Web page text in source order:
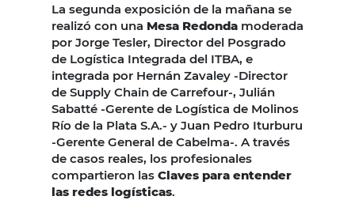
La segunda exposición de la mañana se
realizó con una Mesa Redonda moderada
por Jorge Tesler, Director del Posgrado
de Logística Integrada del ITBA, e
integrada por Hernán Zavaley -Director
de Supply Chain de Carrefour-, Julián
Sabatté -Gerente de Logística de Molinos
Río de la Plata S.A.- y Juan Pedro Iturburu
-Gerente General de Cabelma-. A través
de casos reales, los profesionales
compartieron las Claves para entender
las redes logísticas.